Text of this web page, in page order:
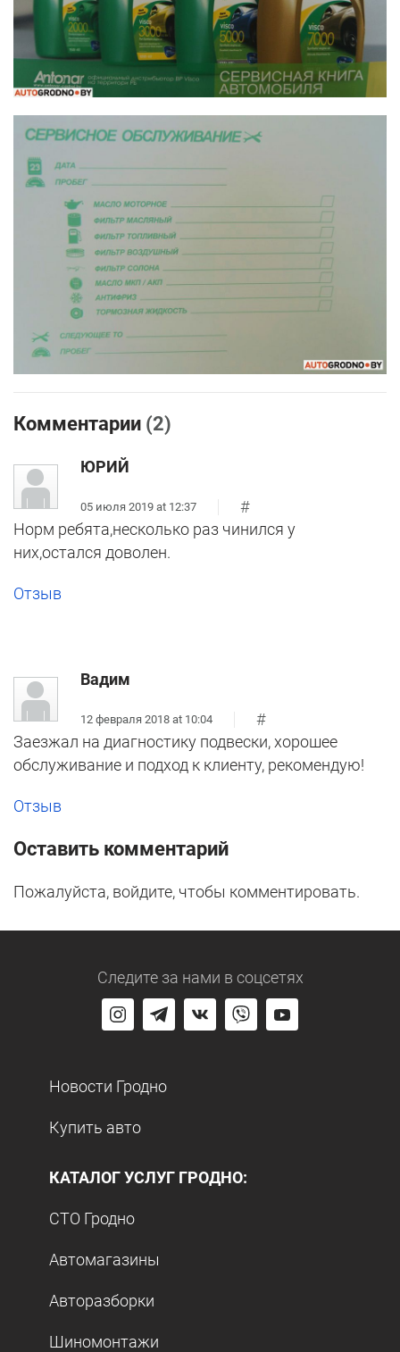
Комментарии (2)
ЮРИЙ
05 июля 2019 at 12:37
#
Норм ребята,несколько раз чинился у
них,остался доволен.
Отзыв
Вадим
12 февраля 2018 at 10:04
#
Заезжал на диагностику подвески, хорошее
обслуживание и подход к клиенту, рекомендую!
Отзыв
Оставить комментарий
Пожалуйста, войдите, чтобы комментировать.
Следите за нами в соцсетях
Новости Гродно
Купить авто
КАТАЛОГ УСЛУГ ГРОДНО:
СТО Гродно
Автомагазины
Авторазборки
Шиномонтажи